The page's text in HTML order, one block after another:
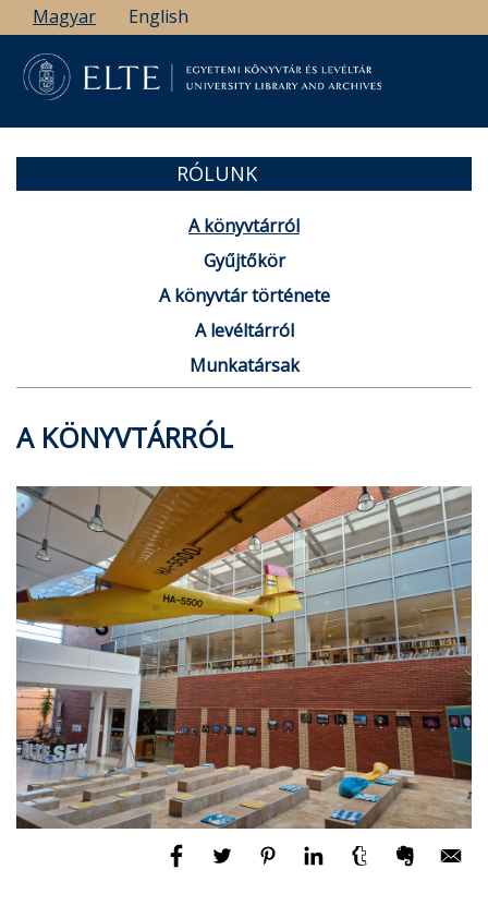
Ugrás
a
tartalomra
Magyar English
RÓLUNK
A könyvtárról
Gyűjtőkör
A könyvtár története
A levéltárról
Munkatársak
A KÖNYVTÁRRÓL